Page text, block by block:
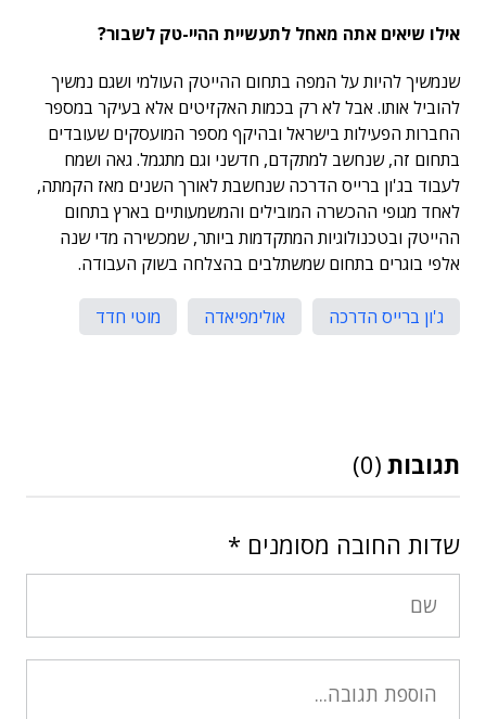
אילו שיאים אתה מאחל לתעשיית ההיי-טק לשבור?
שנמשיך להיות על המפה בתחום ההייטק העולמי ושגם נמשיך
להוביל אותו. אבל לא רק בכמות האקזיטים אלא בעיקר במספר
החברות הפעילות בישראל ובהיקף מספר המועסקים שעובדים
בתחום זה, שנחשב למתקדם, חדשני וגם מתגמל. גאה ושמח
לעבוד בג'ון ברייס הדרכה שנחשבת לאורך השנים מאז הקמתה,
לאחד מגופי ההכשרה המובילים והמשמעותיים בארץ בתחום
ההייטק ובטכנולוגיות המתקדמות ביותר, שמכשירה מדי שנה
אלפי בוגרים בתחום שמשתלבים בהצלחה בשוק העבודה.
ג'ון ברייס הדרכה אולימפיאדה מוטי חדד
תגובות (0)
שדות החובה מסומנים *